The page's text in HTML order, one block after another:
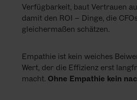
Verfügbarkeit, baut Vertrauen
damit den ROI – Dinge, die
gleichermaßen schätzen.
Empathie ist kein weiches
Wert, der die Effizienz erst
macht. Ohne Empathie kein